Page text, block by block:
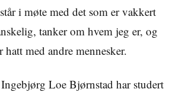
i møte med det som er vakkert
tanker om hvem jeg er, og
med andre mennesker.
Loe Bjørnstad har studert